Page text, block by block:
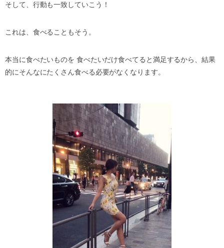
そして、行動も一致していこう！
これは、食べることもそう。
本当に食べたいものを 食べたいだけ食べてると満足するから、結果
的にそんなにたくさん食べる必要がなくなります。